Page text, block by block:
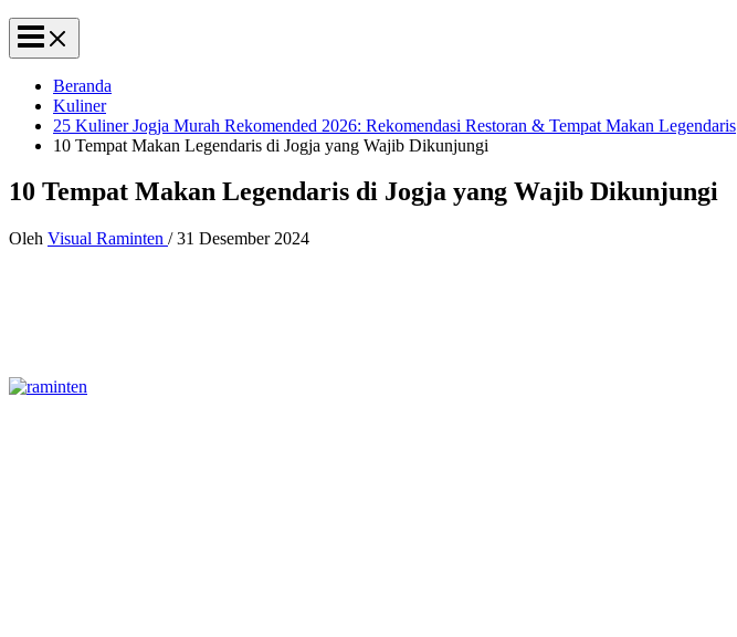
Beranda
Kuliner
25 Kuliner Jogja Murah Rekomended 2026: Rekomendasi Restoran & Tempat Makan Legendaris
10 Tempat Makan Legendaris di Jogja yang Wajib Dikunjungi
10 Tempat Makan Legendaris di Jogja yang Wajib Dikunjungi
Oleh Visual Raminten /31 Desember 2024